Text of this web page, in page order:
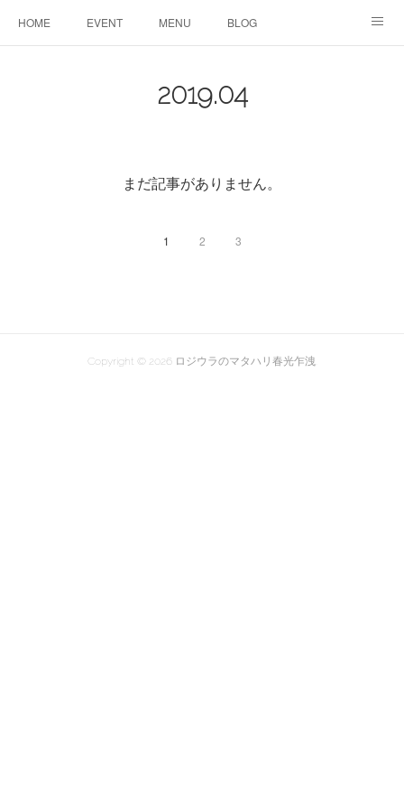
HOME EVENT MENU BLOG
2019.04
まだ記事がありません。
1 2 3
Copyright © 2026 ロジウラのマタハリ春光乍洩.